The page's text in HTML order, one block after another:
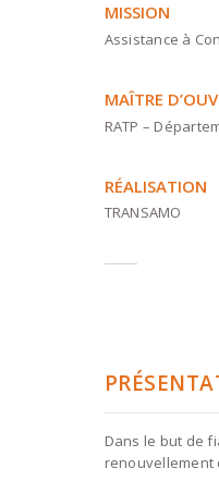
MISSION
Assistance à
MAÎTRE
RATP –
RÉALISATION
TRANSAMO
Dans le but de
renouvellement